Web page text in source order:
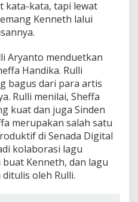
kata-kata, tapi lewat
Kenneth lalui
Aryanto menduetkan
Handika. Rulli
bagus dari para artis
Rulli menilai, Sheffa
kuat dan juga Sinden
merupakan salah satu
di Senada Digital
kolaborasi lagu
Kenneth, dan lagu
oleh Rulli.